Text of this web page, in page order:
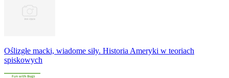
Oślizgłe macki, wiadome siły. Historia Ameryki w teoriach
spiskowych